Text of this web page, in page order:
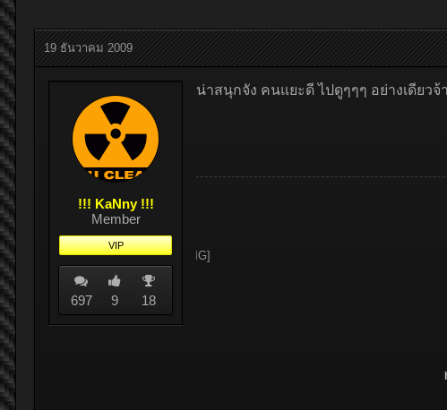
19 ธันวาคม 2009
!!! KaNny !!!
Member
VIP
697 9 18
น่าสนุกจัง คนแยะดี ไปดูๆๆๆ อย่างเดียวจ้า